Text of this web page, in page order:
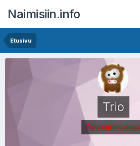
Naimisiin.info
Etusivu
Trio
Foorumiavustaja